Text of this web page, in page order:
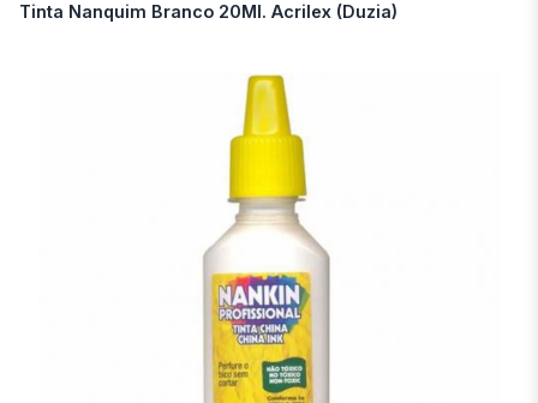
Tinta Nanquim Branco 20Ml. Acrilex (Duzia)